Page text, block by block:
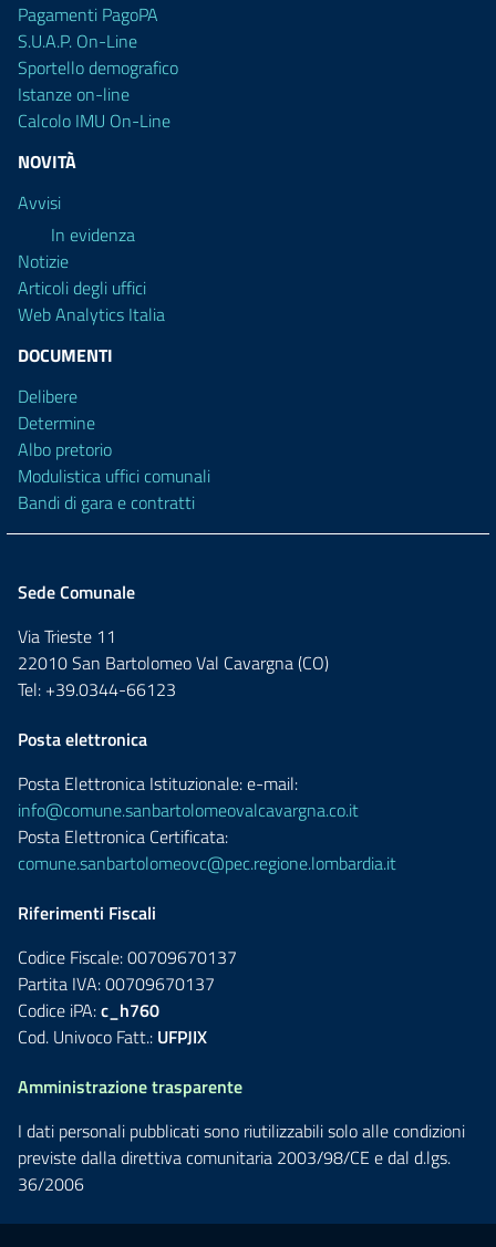
Pagamenti PagoPA
S.U.A.P. On-Line
Sportello demografico
Istanze on-line
Calcolo IMU On-Line
NOVITÀ
Avvisi
In evidenza
Notizie
Articoli degli uffici
Web Analytics Italia
DOCUMENTI
Delibere
Determine
Albo pretorio
Modulistica uffici comunali
Bandi di gara e contratti
Sede Comunale
Via Trieste 11
22010 San Bartolomeo Val Cavargna (CO)
Tel: +39.0344-66123
Posta elettronica
Posta Elettronica Istituzionale: e-mail:
info@comune.sanbartolomeovalcavargna.co.it
Posta Elettronica Certificata:
comune.sanbartolomeovc@pec.regione.lombardia.it
Riferimenti Fiscali
Codice Fiscale: 00709670137
Partita IVA: 00709670137
Codice iPA:c_h760
Cod. Univoco Fatt.: UFPJIX
Amministrazione trasparente
I dati personali pubblicati sono riutilizzabili solo alle condizioni
previste dalla direttiva comunitaria 2003/98/CE e dal d.lgs.
36/2006